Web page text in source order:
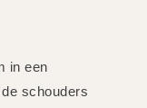
in een
schouders